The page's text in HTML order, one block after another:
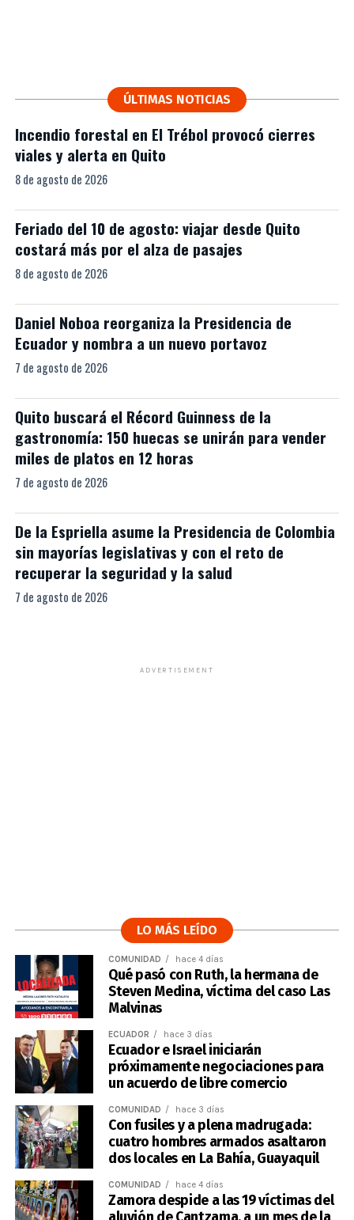
ÚLTIMAS NOTICIAS
Incendio forestal en El Trébol provocó cierres
viales y alerta en Quito
8 de agosto de 2026
Feriado del 10 de agosto: viajar desde Quito
costará más por el alza de pasajes
8 de agosto de 2026
Daniel Noboa reorganiza la Presidencia de
Ecuador y nombra a un nuevo portavoz
7 de agosto de 2026
Quito buscará el Récord Guinness de la
gastronomía: 150 huecas se unirán para vender
miles de platos en 12 horas
7 de agosto de 2026
De la Espriella asume la Presidencia de Colombia
sin mayorías legislativas y con el reto de
recuperar la seguridad y la salud
7 de agosto de 2026
ADVERTISEMENT
LO MÁS LEÍDO
COMUNIDAD hace 4 días
Qué pasó con Ruth, la hermana de
Steven Medina, víctima del caso Las
Malvinas
ECUADOR hace 3 días
Ecuador e Israel iniciarán
próximamente negociaciones para
un acuerdo de libre comercio
COMUNIDAD hace 3 días
Con fusiles y a plena madrugada:
cuatro hombres armados asaltaron
dos locales en La Bahía, Guayaquil
COMUNIDAD hace 4 días
Zamora despide a las 19 víctimas del